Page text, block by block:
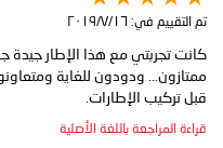
تم التقييم في: ١٦‏/٧‏/٢٠١٩
كانت تجربتي مع هذا الإطار جيدة
ممتازون... ودودون للغاية
قبل تركيب الإطارات.
قراءة المراجعة باللغة الأصلية